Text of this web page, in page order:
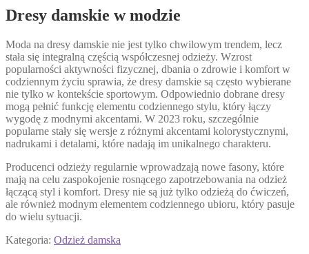
Dresy damskie w modzie
Moda na dresy damskie nie jest tylko chwilowym trendem, lecz
stała się integralną częścią współczesnej odzieży. Wzrost
popularności aktywności fizycznej, dbania o zdrowie i komfort w
codziennym życiu sprawia, że dresy damskie są często wybierane
nie tylko w kontekście sportowym. Odpowiednio dobrane dresy
mogą pełnić funkcję elementu codziennego stylu, który łączy
wygodę z modnymi akcentami. W 2023 roku, szczególnie
popularne stały się wersje z różnymi akcentami kolorystycznymi,
nadrukami i detalami, które nadają im unikalnego charakteru.
Producenci odzieży regularnie wprowadzają nowe fasony, które
mają na celu zaspokojenie rosnącego zapotrzebowania na odzież
łączącą styl i komfort. Dresy nie są już tylko odzieżą do ćwiczeń,
ale również modnym elementem codziennego ubioru, który pasuje
do wielu sytuacji.
Kategoria: Odzież damska